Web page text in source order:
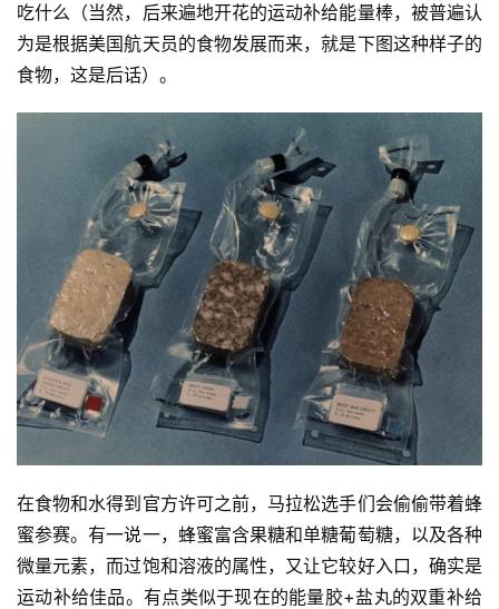
吃什么（当然，后来遍地开花的运动补给能量棒，被普遍认
为是根据美国航天员的食物发展而来，就是下图这种样子的
食物，这是后话）。
在食物和水得到官方许可之前，马拉松选手们会偷偷带着蜂
蜜参赛。有一说一，蜂蜜富含果糖和单糖葡萄糖，以及各种
微量元素，而过饱和溶液的属性，又让它较好入口，确实是
运动补给佳品。有点类似于现在的能量胶+盐丸的双重补给